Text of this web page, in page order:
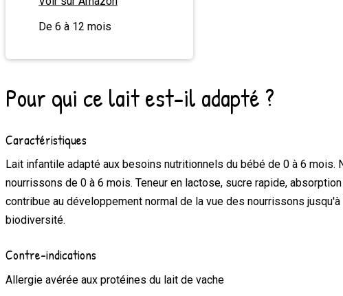
De 6 à 12 mois
Pour qui ce lait est-il adapté ?
Caractéristiques
Lait infantile adapté aux besoins nutritionnels du bébé de 0 à 6
nourrissons de 0 à 6 mois. Teneur en lactose, sucre rapide,
contribue au développement normal de la vue des nourrissons
biodiversité.
Contre-indications
Allergie avérée aux protéines du lait de vache